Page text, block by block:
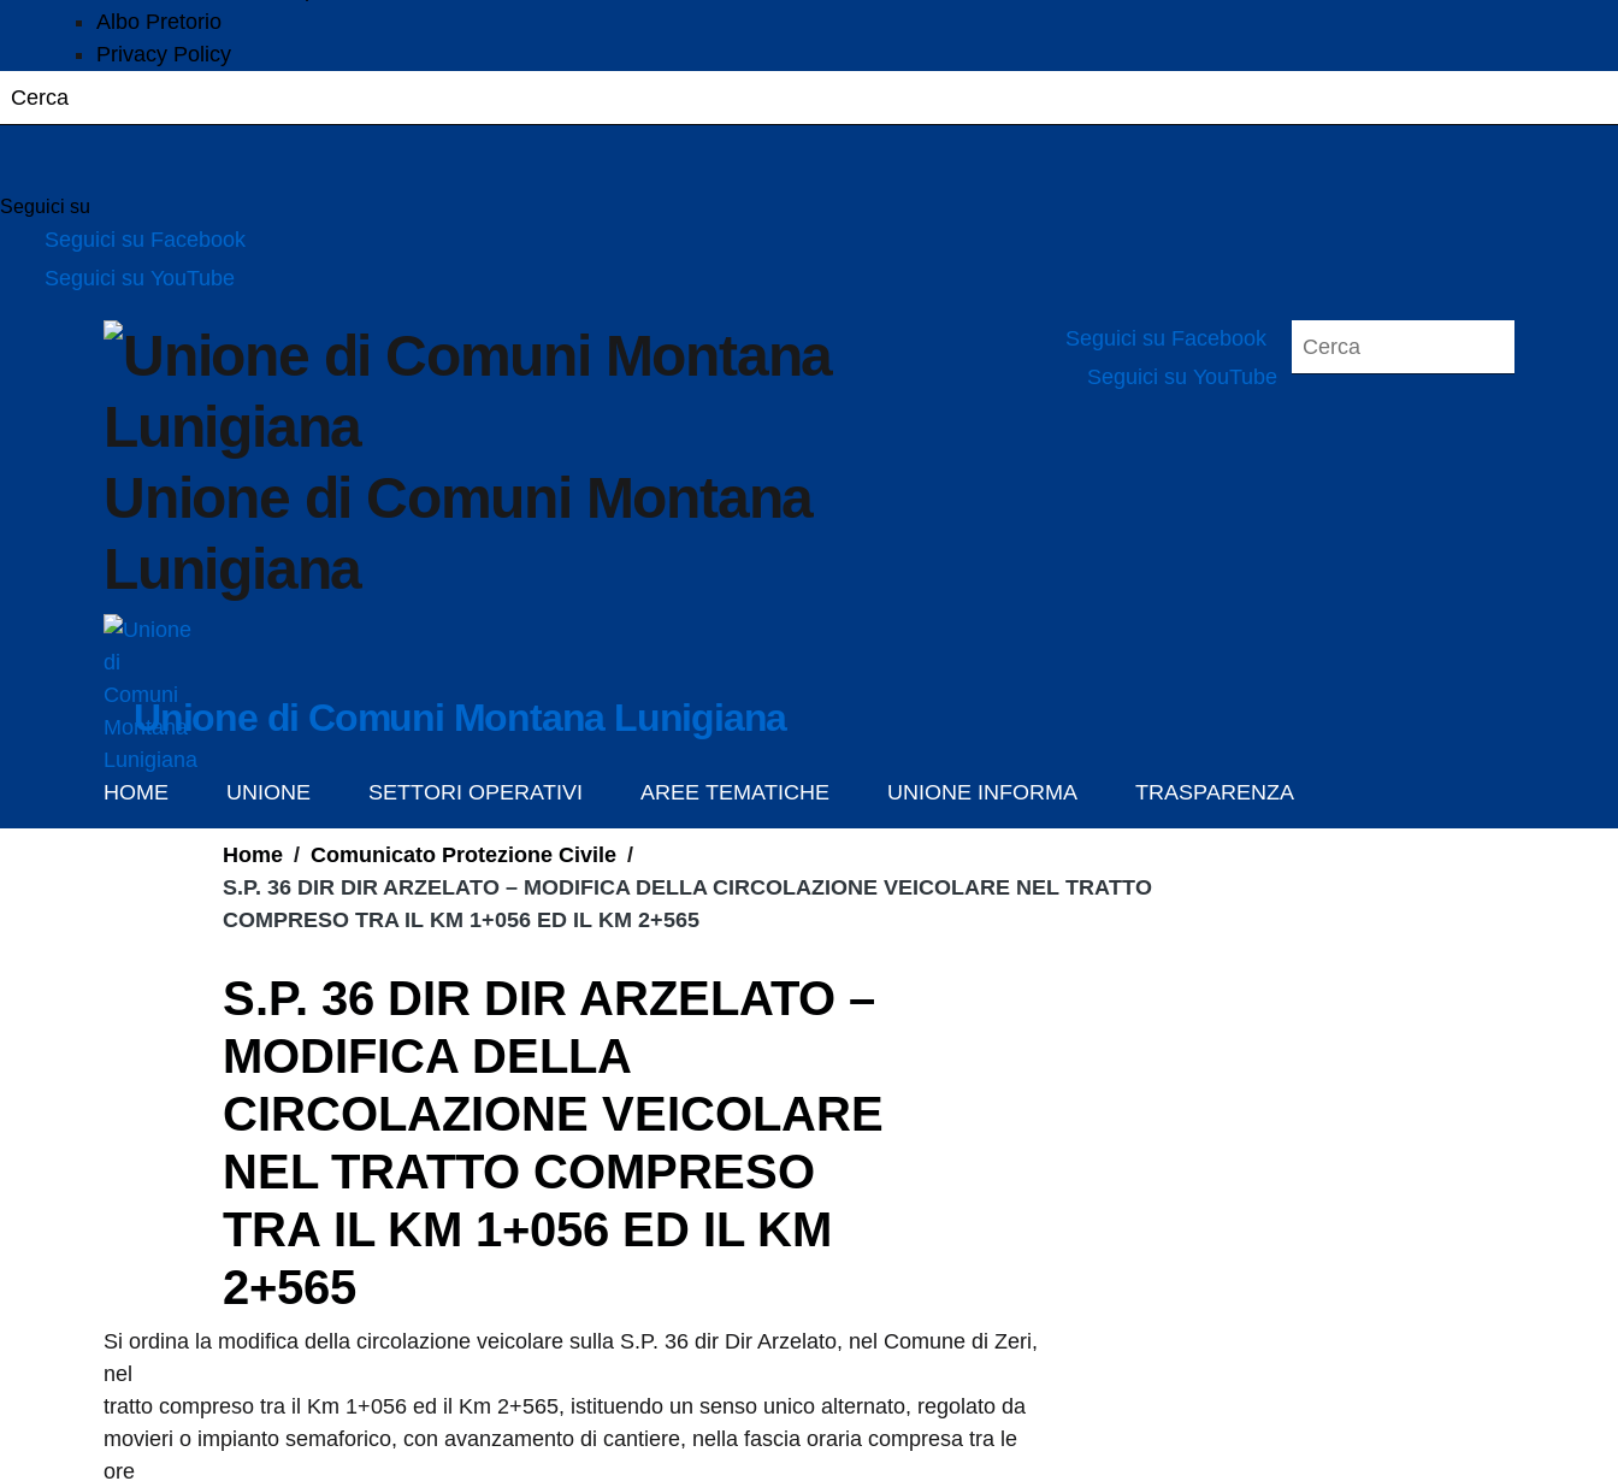
Albo Pretorio
Privacy Policy
Seguici su
Seguici su Facebook
Seguici su YouTube
Unione di Comuni Montana
Lunigiana
Unione di Comuni Montana Lunigiana
Seguici su Facebook
Seguici su YouTube
HOME UNIONE SETTORI OPERATIVI AREE TEMATICHE UNIONE INFORMA TRASPARENZA
Home / Comunicato Protezione Civile /
S.P. 36 DIR DIR ARZELATO – MODIFICA DELLA CIRCOLAZIONE VEICOLARE NEL TRATTO
COMPRESO TRA IL KM 1+056 ED IL KM 2+565
S.P. 36 DIR DIR ARZELATO –
MODIFICA DELLA
CIRCOLAZIONE VEICOLARE
NEL TRATTO COMPRESO
TRA IL KM 1+056 ED IL KM
2+565
Si ordina la modifica della circolazione veicolare sulla S.P. 36 dir Dir Arzelato, nel Comune di Zeri,
nel
tratto compreso tra il Km 1+056 ed il Km 2+565, istituendo un senso unico alternato, regolato da
movieri o impianto semaforico, con avanzamento di cantiere, nella fascia oraria compresa tra le
ore